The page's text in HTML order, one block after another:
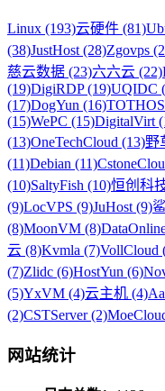
Linux (193)云硬件 (81)
(38)JustHost (28)Zgovps
慈云数据 (23)六六云 (22)
(19)DigiRDP (19)UQIDC
(17)DogYun (16)
(15)WePC (15)DigitalVirt
(13)OneTechCloud (13)野
(11)Debian (11)
(10)SaltyFish (10)恒创科
(9)LocVPS (9)JuHost (9)
(8)MoonVM (8)
云 (8)Kvmla (7)VollCloud
(7)Zlidc (6)HostYun (6)
(5)YxVM (4)云主机 (4)
(2)CSTServer (2)
网站统计